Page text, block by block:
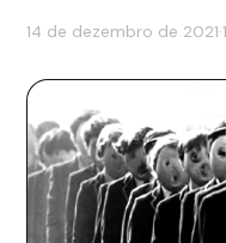
14 de dezembro de 2021·